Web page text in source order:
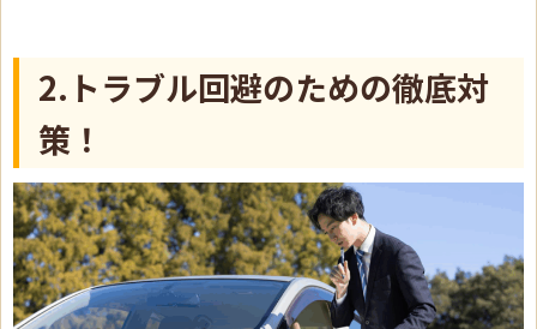
2.トラブル回避のための徹底対
策！